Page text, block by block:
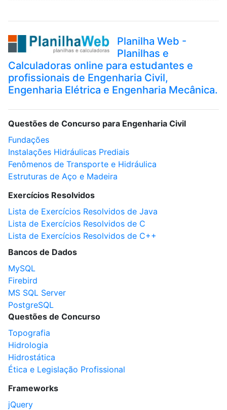
Planilha Web -
Planilhas e
Calculadoras online para estudantes e
profissionais de Engenharia Civil,
Engenharia Elétrica e Engenharia Mecânica.
Questões de Concurso para Engenharia Civil
Fundações
Instalações Hidráulicas Prediais
Fenômenos de Transporte e Hidráulica
Estruturas de Aço e Madeira
Exercícios Resolvidos
Lista de Exercícios Resolvidos de Java
Lista de Exercícios Resolvidos de C
Lista de Exercícios Resolvidos de C++
Bancos de Dados
MySQL
Firebird
MS SQL Server
PostgreSQL
Questões de Concurso
Topografia
Hidrologia
Hidrostática
Ética e Legislação Profissional
Frameworks
jQuery